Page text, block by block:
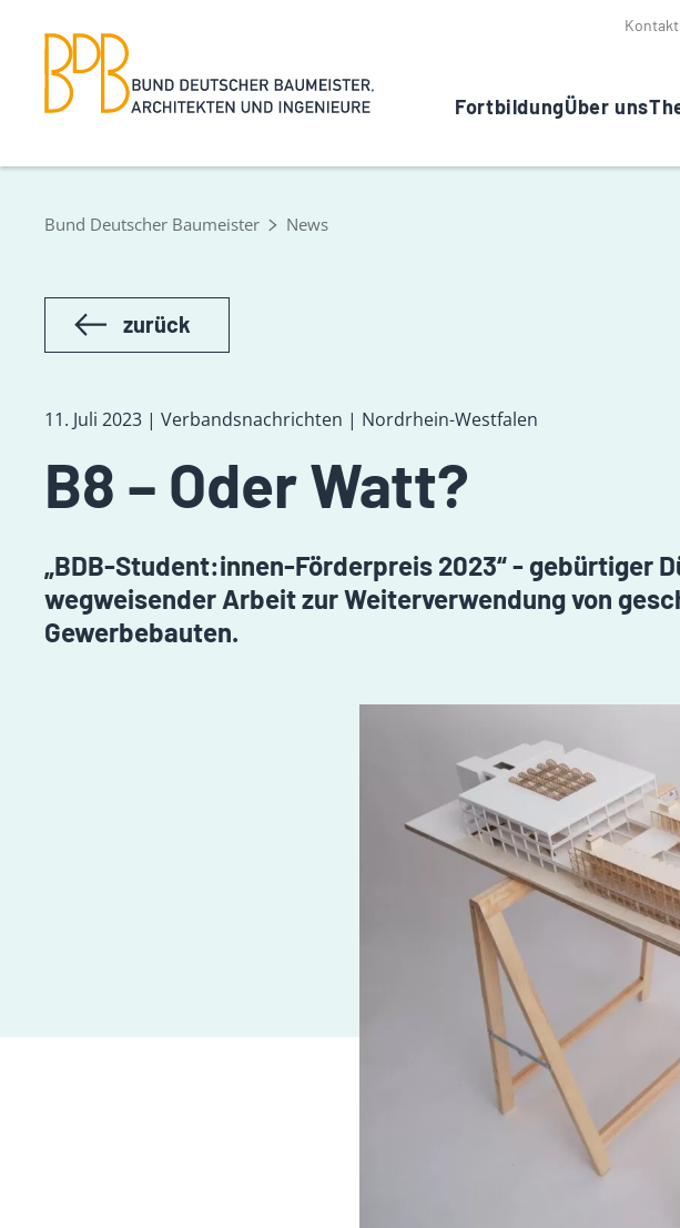
Kontakt
FortbildungÜber uns
Bund Deutscher Baumeister News
zurück
11. Juli 2023 | Verbandsnachrichten | Nordrhein-Westfalen
B8 – Oder Watt?
„BDB-Student:innen-Förderpreis 2023“ - gebürtiger
wegweisender Arbeit zur Weiterverwendung von
Gewerbebauten.